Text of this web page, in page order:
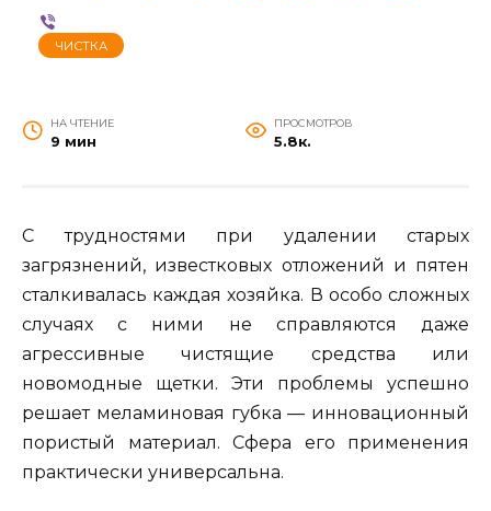
ЧИСТКА
НА ЧТЕНИЕ
9 мин
ПРОСМОТРОВ
5.8к.
С трудностями при удалении старых
загрязнений, известковых отложений и пятен
сталкивалась каждая хозяйка. В особо сложных
случаях с ними не справляются даже
агрессивные чистящие средства или
новомодные щетки. Эти проблемы успешно
решает меламиновая губка — инновационный
пористый материал. Сфера его применения
практически универсальна.